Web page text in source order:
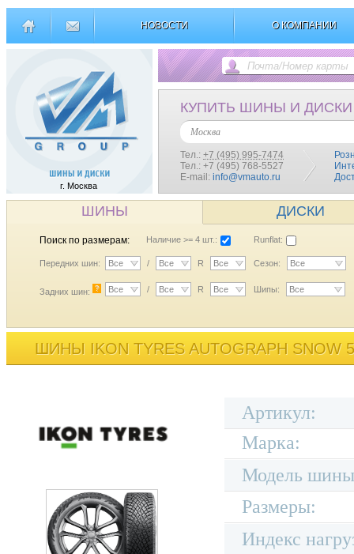
НОВОСТИ О КОМПАНИИ
г. Москва
КУПИТЬ ШИНЫ И ДИСКИ
Москва
Тел.: +7 (495) 995-7474
Тел.: +7 (495) 768-5527
E-mail: info@vmauto.ru
ШИНЫ ДИСКИ
Поиск по размерам: Наличие >= 4 шт.: Runflat:
Передних шин: Все / Все R Все Сезон: Все
Задних шин: ? Все / Все R Все Шипы: Все
ШИНЫ IKON TYRES AUTOGRAPH SNOW
Артикул:
Марка:
Модель
Размеры:
Индекс